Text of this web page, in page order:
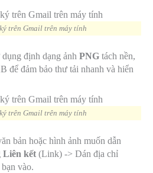
trên Gmail trên máy tính
định dạng ảnh PNG tách nền,
để đảm bảo thư tải nhanh và hiển
trên Gmail trên máy tính
bản hoặc hình ảnh muốn dẫn
Liên kết (Link) -> Dán địa chỉ
vào.